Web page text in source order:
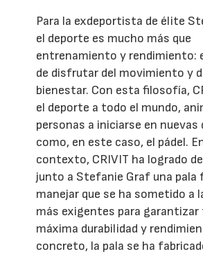
Para la exdeportista de élite
el deporte es mucho más que
entrenamiento y rendimiento:
de disfrutar del movimiento y
bienestar. Con esta filosofía,
el deporte a todo el mundo,
personas a iniciarse en nuevas
como, en este caso, el pádel.
contexto, CRIVIT ha logrado
junto a Stefanie Graf una pala
manejar que se ha sometido a
más exigentes para garantizar
máxima durabilidad y
concreto, la pala se ha